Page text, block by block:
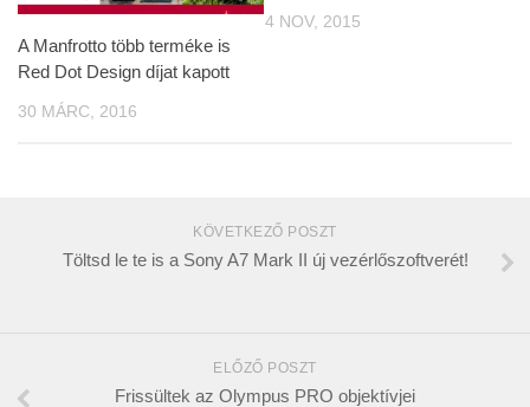
A Manfrotto több terméke is
Red Dot Design díjat kapott
30 MÁRC, 2016
4 NOV, 2015
KÖVETKEZŐ POSZT
Töltsd le te is a Sony A7 Mark II új vezérlőszoftverét!
ELŐZŐ POSZT
Frissültek az Olympus PRO objektívjei